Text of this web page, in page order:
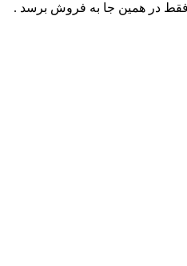
در همین جا به فروش برسد .